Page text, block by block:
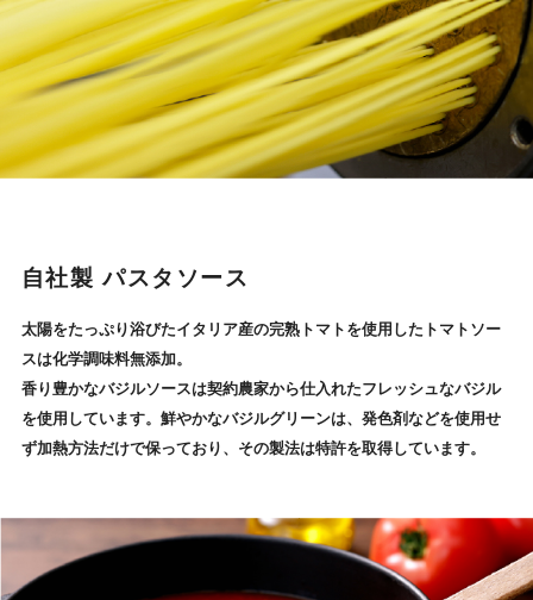
自社製 パスタソース
太陽をたっぷり浴びたイタリア産の完熟トマトを使用したトマトソー
スは化学調味料無添加。
香り豊かなバジルソースは契約農家から仕入れたフレッシュなバジル
を使用しています。鮮やかなバジルグリーンは、発色剤などを使用せ
ず加熱方法だけで保っており、その製法は特許を取得しています。